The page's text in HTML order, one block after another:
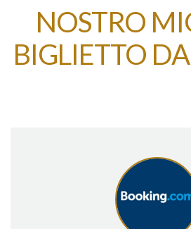
NOSTRO
BIGLIETTO